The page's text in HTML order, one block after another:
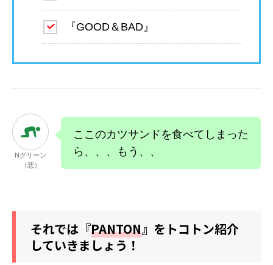
『GOOD＆BAD』
Nグリーン
（悲）
ここのカツサンドを食べてしまった
ら、、、もう、、
それでは『PANTON』をトコトン紹介
していきましょう！